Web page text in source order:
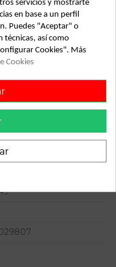
- ...
(KN2) * | 0.18 - ...
servicios y mostrarte
en base a un perfil
Puedes "Aceptar" o
técnicas, así como
Cookies". Más
Cookies